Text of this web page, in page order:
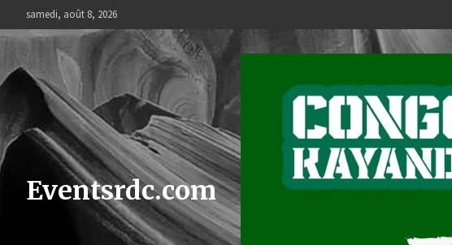
to
content
samedi, août 8, 2026
Eventsrdc.com